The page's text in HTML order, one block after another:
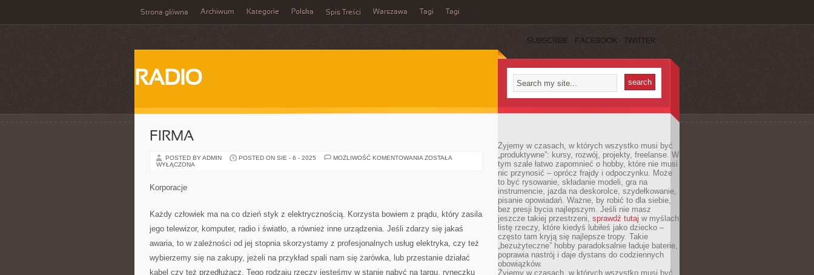
Strona główna Archiwum Kategorie Polska Spis Treści Warszawa Tagi Tagi
SUBSCRIBE FACEBOOK TWITTER
RADIO
FIRMA
POSTED BY ADMIN POSTED ON SIE - 6 - 2025 MOŻLIWOŚĆ KOMENTOWANIA FIRMA
ZOSTAŁA
WYŁĄCZONA
Korporacje
Każdy człowiek ma na co dzień styk z elektrycznością. Korzysta bowiem z prądu, który zasila
jego telewizor, komputer, radio i światło, a również inne urządzenia. Jeśli zdarzy się jakaś
awaria, to w zależności od jej stopnia skorzystamy z profesjonalnych usług elektryka, czy też
wybierzemy się na zakupy, jeżeli na przykład spali nam się żarówka, lub przestanie działać
kabel czy też przedłużacz. Tego rodzaju rzeczy jesteśmy w stanie nabyć na targu, ryneczku
Żyjemy w czasach, w których wszystko musi być
„produktywne”: kursy, rozwój, projekty, freelanse. W
tym szale łatwo zapomnieć o hobby, które nie musi
nic przynosić – oprócz frajdy i odpoczynku. Może
to być rysowanie, składanie modeli, gra na
instrumencie, jazda na deskorolce, szydełkowanie,
pisanie opowiadań. Ważne, by robić to dla siebie,
bez presji bycia najlepszym. Jeśli nie masz
jeszcze takiej przestrzeni, sprawdź tutaj w myślach
listę rzeczy, które kiedyś lubiłeś jako dziecko –
często tam kryją się najlepsze tropy. Takie
„bezużyteczne” hobby paradoksalnie ładuje baterie,
poprawia nastrój i daje dystans do codziennych
obowiązków.
Żyjemy w czasach, w których wszystko musi być